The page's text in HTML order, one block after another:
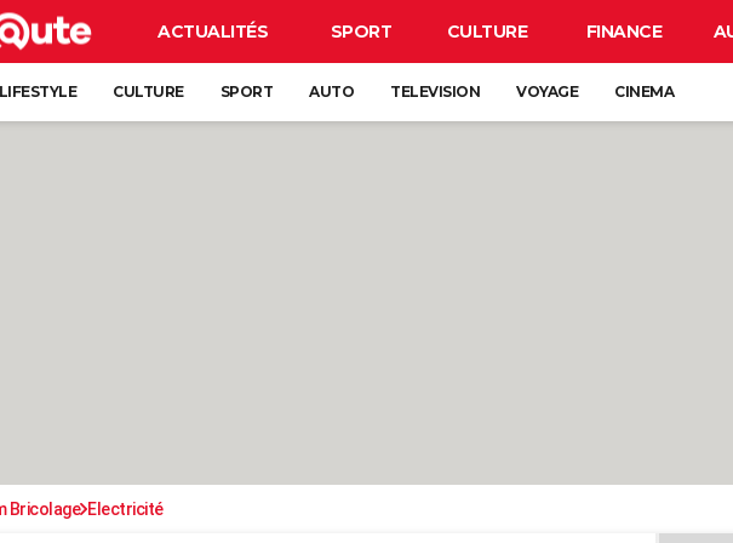
ACTUALITÉS SPORT CULTURE FINANCE
LIFESTYLE CULTURE SPORT AUTO TELEVISION VOYAGE CINEMA
Bricolage Electricité